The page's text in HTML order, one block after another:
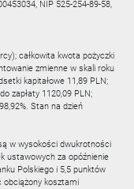
NIP 525-254-89-58,
całkowita kwota pożyczki
zmienne w skali roku
kapitałowe 11,89 PLN;
zapłaty 1120,09 PLN;
Stan na dzień
w wysokości dwukrotności
ustawowych za opóźnienie
Polskiego i 5,5 punktów
obciążony kosztami